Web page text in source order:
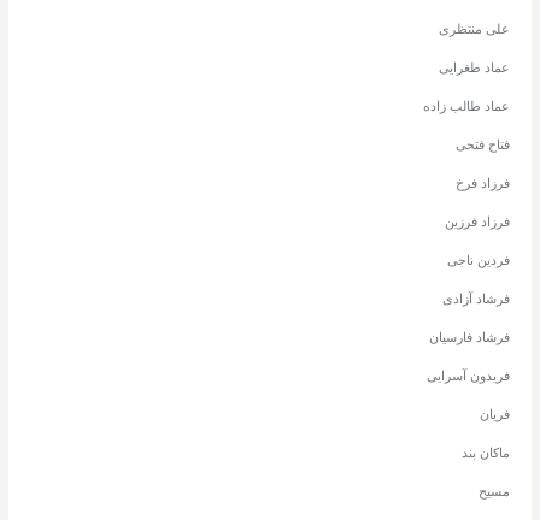
علی منتظری
عماد طغرایی
عماد طالب زاده
فتاح فتحی
فرزاد فرخ
فرزاد فرزین
فردین ناجی
فرشاد آزادی
فرشاد فارسیان
فریدون آسرایی
فریان
ماکان بند
مسیح